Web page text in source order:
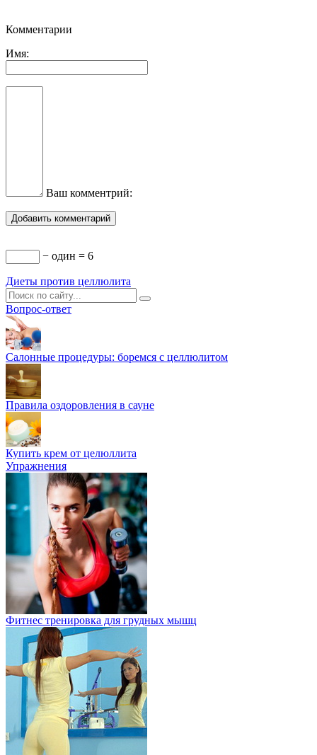
Комментарии
Имя:
Ваш комментрий:
− один = 6
Диеты против целлюлита
Вопрос-ответ
Салонные процедуры: боремся с целлюлитом
Правила оздоровления в сауне
Купить крем от целюллита
Упражнения
Фитнес тренировка для грудных мышц